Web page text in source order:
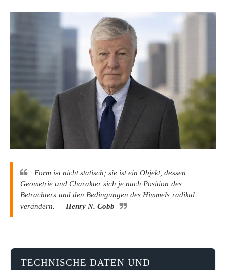
Form ist nicht statisch; sie ist ein Objekt, dessen
Geometrie und Charakter sich je nach Position des
Betrachters und den Bedingungen des Himmels radikal
verändern. — Henry N. Cobb
TECHNISCHE DATEN UND